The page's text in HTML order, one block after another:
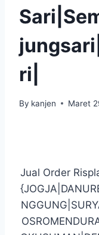
ri|
By kanjen Maret
Jual Order